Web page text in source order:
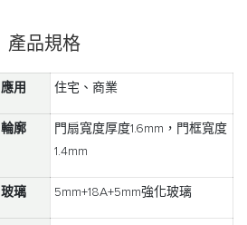
產品規格
應用 住宅、商業
輪廓
門扇寬度厚度1.6mm，門框寬度
1.4mm
玻璃 5mm+18A+5mm強化玻璃